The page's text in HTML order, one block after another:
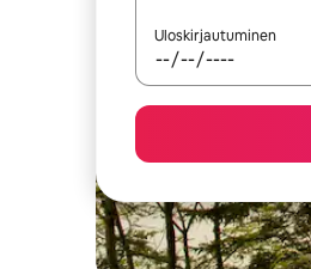
Uloskirjautuminen